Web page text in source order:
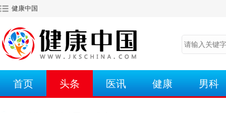
健康中国
首页 头条 医讯 健康 男科